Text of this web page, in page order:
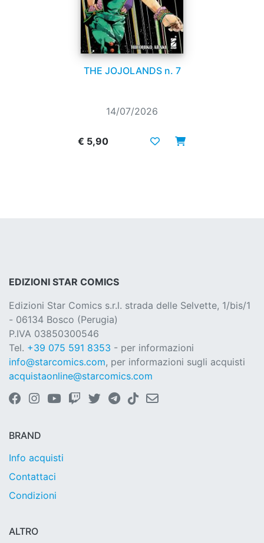
THE JOJOLANDS n. 7
14/07/2026
€ 5,90
EDIZIONI STAR COMICS
Edizioni Star Comics s.r.l. strada delle Selvette, 1/bis/1
- 06134 Bosco (Perugia)
P.IVA 03850300546
Tel. +39 075 591 8353 - per informazioni
info@starcomics.com, per informazioni sugli acquisti
acquistaonline@starcomics.com
BRAND
Info acquisti
Contattaci
Condizioni
ALTRO